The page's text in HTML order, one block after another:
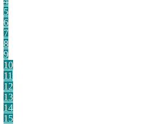
5
6
7
8
9
10
11
12
13
14
15